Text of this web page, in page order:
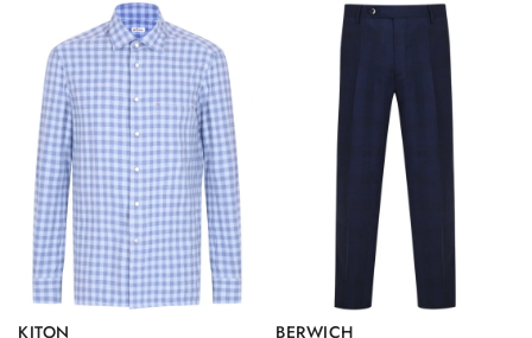
KITON BERWICH